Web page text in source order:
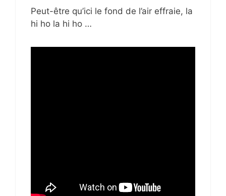
Peut-être qu’ici le fond de l’air effraie, la
hi ho la hi ho …